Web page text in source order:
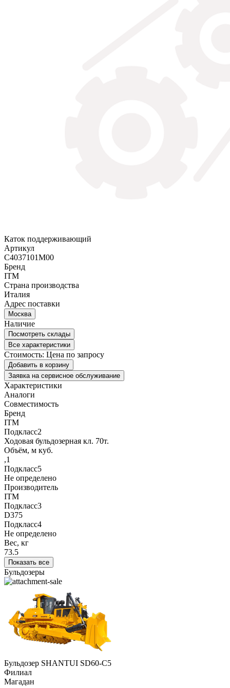
Каток поддерживающий
Артикул
C4037101M00
Бренд
ITM
Страна производства
Италия
Адрес поставки
Москва
Наличие
Посмотреть склады
Все характеристики
Стоимость: Цена по запросу
Добавить в корзину
Заявка на сервисное обслуживание
Характеристики
Аналоги
Совместимость
Бренд
ITM
Подкласс2
Ходовая бульдозерная кл. 70т.
Объём, м куб.
,1
Подкласс5
Не определено
Производитель
ITM
Подкласс3
D375
Подкласс4
Не определено
Вес, кг
73.5
Показать все
Бульдозеры
Бульдозер SHANTUI SD60-C5
Филиал
Магадан